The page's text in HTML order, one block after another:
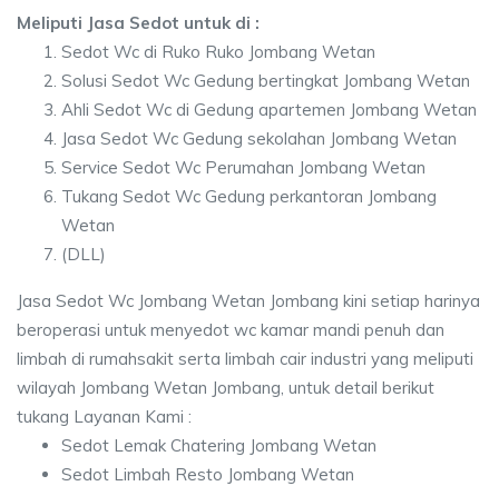
Meliputi Jasa Sedot untuk di :
Sedot Wc di Ruko Ruko Jombang Wetan
Solusi Sedot Wc Gedung bertingkat Jombang Wetan
Ahli Sedot Wc di Gedung apartemen Jombang Wetan
Jasa Sedot Wc Gedung sekolahan Jombang Wetan
Service Sedot Wc Perumahan Jombang Wetan
Tukang Sedot Wc Gedung perkantoran Jombang
Wetan
(DLL)
Jasa Sedot Wc Jombang Wetan Jombang kini setiap harinya
beroperasi untuk menyedot wc kamar mandi penuh dan
limbah di rumahsakit serta limbah cair industri yang meliputi
wilayah Jombang Wetan Jombang, untuk detail berikut
tukang Layanan Kami :
Sedot Lemak Chatering Jombang Wetan
Sedot Limbah Resto Jombang Wetan